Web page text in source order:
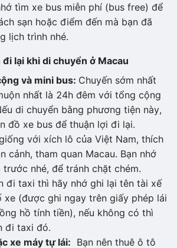
tìm xe bus miễn phí (bus free) để
sạn hoặc điểm đến mà bạn đã
lịch trình nhé.
lại khi di chuyển ở Macau
và mini bus: Chuyến sớm nhất
nhất là 24h đêm với tổng cộng
di chuyển bằng phương tiện này,
đồ xe bus để thuận lợi đi lại.
với xích lô của Việt Nam, thích
cảnh, tham quan Macau. Bạn nhớ
nhé, để tránh chặt chém.
đi taxi thì hãy nhớ ghi lại tên tài xế
xe (được ghi ngay trên giấy phép lái
hồ tính tiền), nếu không có thì
đi taxi đó.
xe máy tự lái: Bạn nên thuê ô tô